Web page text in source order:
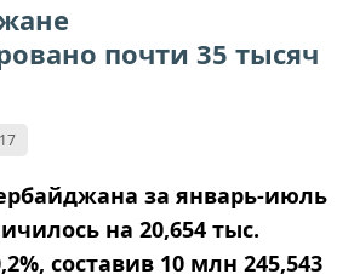
почти 35 тысяч
за январь-июль
на 20,654 тыс.
составив 10 млн 245,543